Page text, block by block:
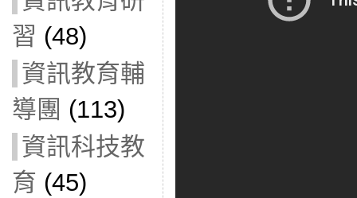
習 (48)
資訊教育輔
導團 (113)
資訊科技教
育 (45)